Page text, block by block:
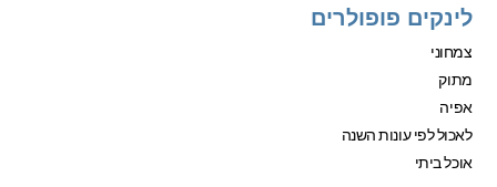
לינקים פופולרים
צמחוני
מתוק
אפיה
לאכול לפי עונות השנה
אוכל ביתי